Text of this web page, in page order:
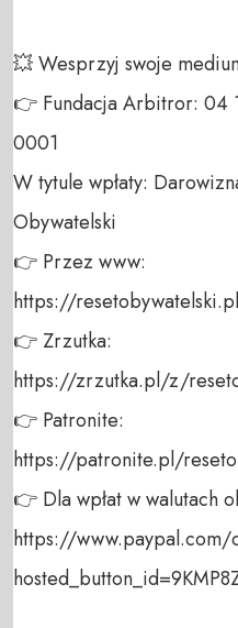
💥 Wesprzyj swoje
👉 Fundacja Arbitror: 04
0001
W tytule wpłaty:
Obywatelski
👉 Przez www:
https://
👉 Zrzutka:
https://zrzutka.pl/z/
👉 Patronite:
https://patronite.pl/
👉 Dla wpłat w walutach
https://www.paypal.com/